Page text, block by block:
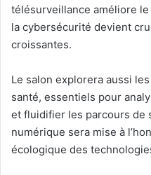
télésurveillance améliore
la cybersécurité devient
croissantes.
Le salon explorera aussi
santé, essentiels pour
et fluidifier les parcours de
numérique sera mise à
écologique des